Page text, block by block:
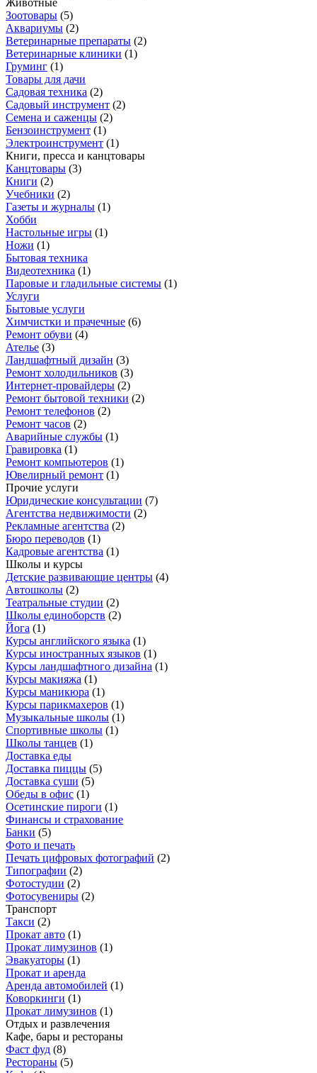
Животные
Зоотовары (5)
Аквариумы (2)
Ветеринарные препараты (2)
Ветеринарные клиники (1)
Груминг (1)
Товары для дачи
Садовая техника (2)
Садовый инструмент (2)
Семена и саженцы (2)
Бензоинструмент (1)
Электроинструмент (1)
Книги, пресса и канцтовары
Канцтовары (3)
Книги (2)
Учебники (2)
Газеты и журналы (1)
Хобби
Настольные игры (1)
Ножи (1)
Бытовая техника
Видеотехника (1)
Паровые и гладильные системы (1)
Услуги
Бытовые услуги
Химчистки и прачечные (6)
Ремонт обуви (4)
Ателье (3)
Ландшафтный дизайн (3)
Ремонт холодильников (3)
Интернет-провайдеры (2)
Ремонт бытовой техники (2)
Ремонт телефонов (2)
Ремонт часов (2)
Аварийные службы (1)
Гравировка (1)
Ремонт компьютеров (1)
Ювелирный ремонт (1)
Прочие услуги
Юридические консультации (7)
Агентства недвижимости (2)
Рекламные агентства (2)
Бюро переводов (1)
Кадровые агентства (1)
Школы и курсы
Детские развивающие центры (4)
Автошколы (2)
Театральные студии (2)
Школы единоборств (2)
Йога (1)
Курсы английского языка (1)
Курсы иностранных языков (1)
Курсы ландшафтного дизайна (1)
Курсы макияжа (1)
Курсы маникюра (1)
Курсы парикмахеров (1)
Музыкальные школы (1)
Спортивные школы (1)
Школы танцев (1)
Доставка еды
Доставка пиццы (5)
Доставка суши (5)
Обеды в офис (1)
Осетинские пироги (1)
Финансы и страхование
Банки (5)
Фото и печать
Печать цифровых фотографий (2)
Типографии (2)
Фотостудии (2)
Фотосувениры (2)
Транспорт
Такси (2)
Прокат авто (1)
Прокат лимузинов (1)
Эвакуаторы (1)
Прокат и аренда
Аренда автомобилей (1)
Коворкинги (1)
Прокат лимузинов (1)
Отдых и развлечения
Кафе, бары и рестораны
Фаст фуд (8)
Рестораны (5)